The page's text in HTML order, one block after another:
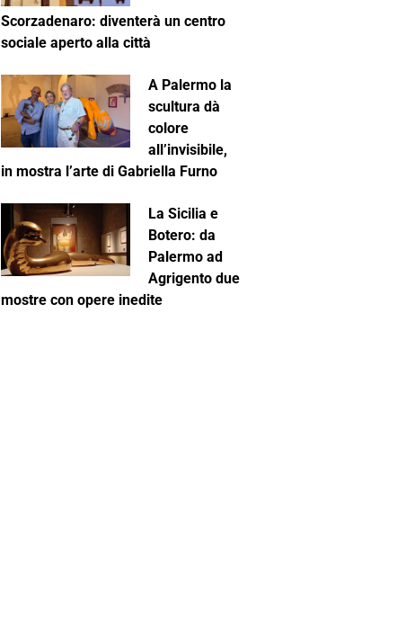
Scorzadenaro: diventerà un centro
sociale aperto alla città
A Palermo la
scultura dà
colore
all’invisibile,
in mostra l’arte di Gabriella Furno
La Sicilia e
Botero: da
Palermo ad
Agrigento due
mostre con opere inedite